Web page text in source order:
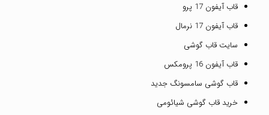
قاب آیفون 17 پرو
قاب آیفون 17 نرمال
سایت قاب گوشی
قاب آیفون 16 پرومکس
قاب گوشی سامسونگ جدید
خرید قاب گوشی شیائومی